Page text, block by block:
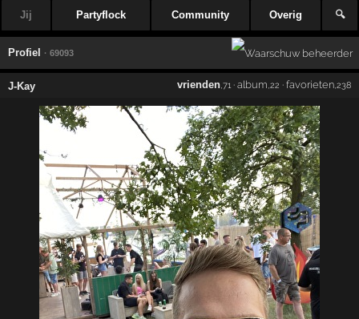
Jij Partyflock Community Overig 🔍
Profiel · 69093
J-Kay vrienden,71· album ,22 · favorieten,238